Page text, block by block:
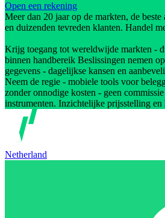
Open een rekening
Meer dan 20 jaar op de markten, de beste
en duizenden tevreden klanten. Handel
Krijg toegang tot wereldwijde markten -
binnen handbereik Beslissingen nemen
gegevens - dagelijkse kansen en
Neem de regie - mobiele tools voor
zonder onnodige kosten - geen
instrumenten. Inzichtelijke prijsstelling en
Netherland